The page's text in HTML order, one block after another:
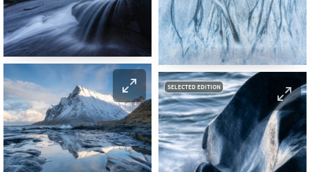
SELECTED EDITION